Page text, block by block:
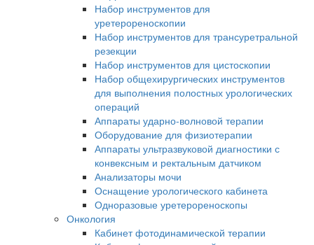
Набор инструментов для
уретерореноскопии
Набор инструментов для трансуретральной
резекции
Набор инструментов для цистоскопии
Набор общехирургических инструментов
для выполнения полостных урологических
операций
Аппараты ударно-волновой терапии
Оборудование для физиотерапии
Аппараты ультразвуковой диагностики с
конвексным и ректальным датчиком
Анализаторы мочи
Оснащение урологического кабинета
Одноразовые уретерореноскопы
Онкология
Кабинет фотодинамической терапии